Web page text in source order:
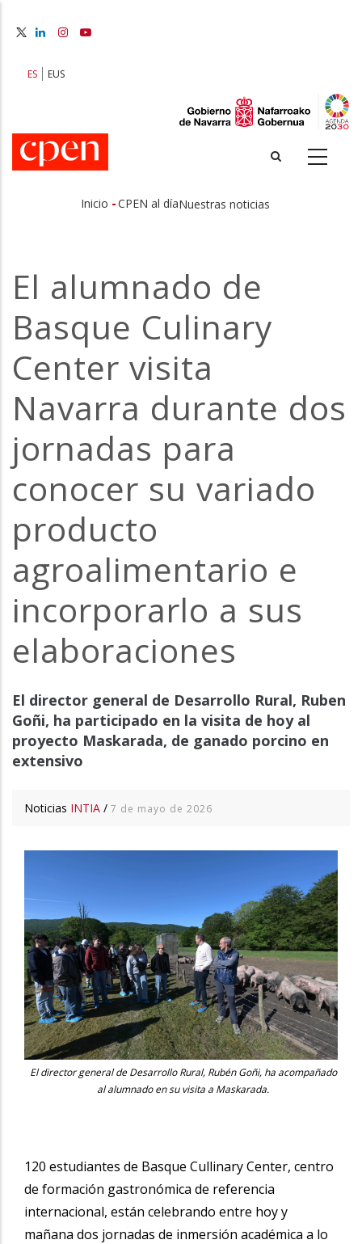
principal
ES EUS
de
ayuda
a
la
navegación
Inicio -CPEN al díaNuestras noticias
El alumnado de
Basque Culinary
Center visita
Navarra durante dos
jornadas para
conocer su variado
producto
agroalimentario e
incorporarlo a sus
elaboraciones
El director general de Desarrollo Rural, Ruben
Goñi, ha participado en la visita de hoy al
proyecto Maskarada, de ganado porcino en
extensivo
Noticias INTIA / 7 de mayo de 2026
El director general de Desarrollo Rural, Rubén Goñi, ha acompañado
al alumnado en su visita a Maskarada.
120 estudiantes de Basque Cullinary Center, centro
de formación gastronómica de referencia
internacional, están celebrando entre hoy y
mañana dos jornadas de inmersión académica a lo